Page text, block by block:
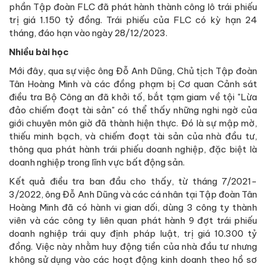
phần Tập đoàn FLC đã phát hành thành công lô trái phiếu
trị giá 1.150 tỷ đồng. Trái phiếu của FLC có kỳ hạn 24
tháng, đáo hạn vào ngày 28/12/2023.
Nhiều bài học
Mới đây, qua sự việc ông Đỗ Anh Dũng, Chủ tịch Tập đoàn
Tân Hoàng Minh và các đồng phạm bị Cơ quan Cảnh sát
điều tra Bộ Công an đã khởi tố, bắt tạm giam về tội "Lừa
đảo chiếm đoạt tài sản" có thể thấy những nghi ngờ của
giới chuyên môn giờ đã thành hiện thực. Đó là sự mập mờ,
thiếu minh bạch, và chiếm đoạt tài sản của nhà đầu tư,
thông qua phát hành trái phiếu doanh nghiệp, đặc biệt là
doanh nghiệp trong lĩnh vực bất động sản.
Kết quả điều tra ban đầu cho thấy, từ tháng 7/2021-
3/2022, ông Đỗ Anh Dũng và các cá nhân tại Tập đoàn Tân
Hoàng Minh đã có hành vi gian dối, dùng 3 công ty thành
viên và các công ty liên quan phát hành 9 đợt trái phiếu
doanh nghiệp trái quy định pháp luật, trị giá 10.300 tỷ
đồng. Việc này nhằm huy động tiền của nhà đầu tư nhưng
không sử dụng vào các hoạt động kinh doanh theo hồ sơ